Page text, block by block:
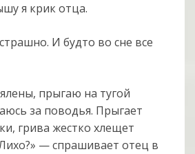
я крик отца.
И будто во сне все
прыгаю на тугой
за поводья. Прыгает
грива жестко хлещет
— спрашивает отец в